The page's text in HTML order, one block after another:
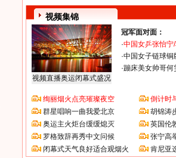
视频集锦
视频直播奥运闭幕式盛况
冠军面对面：
·中国女乒张怡宁
·中国女子链球铜
·蹦床美女帅哥何
绚丽烟火点亮璀璨夜空
群星唱响一曲我爱北京
奥运主火炬台缓缓熄灭
罗格致辞再秀中文问候
闭幕式天气良好适合观烟火
倒计时
胡锦涛
英国伦
张宁高
肯尼亚